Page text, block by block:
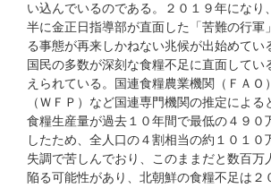
い込んでいるのである。２０１９年になり
半に金正日指導部が直面した「苦難の行軍
る事態が再来しかねない兆候が出始めてい
国民の多数が深刻な食糧不足に直面してい
えられている。国連食糧農業機関（ＦＡＯ
（ＷＦＰ）など国連専門機関の推定によ
食糧生産量が過去１０年間で最低の４９０
したため、全人口の４割相当の約１０１０
失調で苦しんでおり、このままだと数百万
陥る可能性があり、北朝鮮の食糧不足は２